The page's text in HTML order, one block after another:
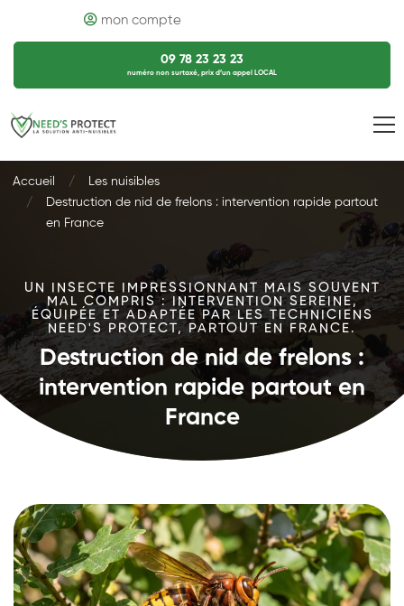
mon compte
09 78 23 23 23
numéro non surtaxé, prix d’un appel LOCAL
Accueil
Les nuisibles
Destruction de nid de frelons : intervention rapide partout
en France
UN INSECTE IMPRESSIONNANT MAIS SOUVENT
MAL COMPRIS : INTERVENTION SEREINE,
ÉQUIPÉE ET ADAPTÉE PAR LES TECHNICIENS
NEED'S PROTECT, PARTOUT EN FRANCE.
Destruction de nid de frelons :
intervention rapide partout en
France